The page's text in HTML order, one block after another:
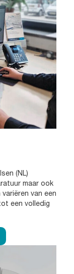
(NL)
maar ook
van een
een volledig